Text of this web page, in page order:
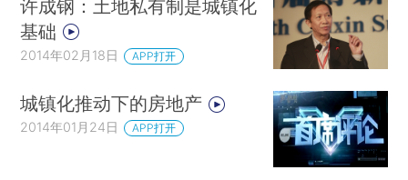
许成钢：土地私有制是城镇化
基础
2014年02月18日 APP打开
城镇化推动下的房地产
2014年01月24日 APP打开